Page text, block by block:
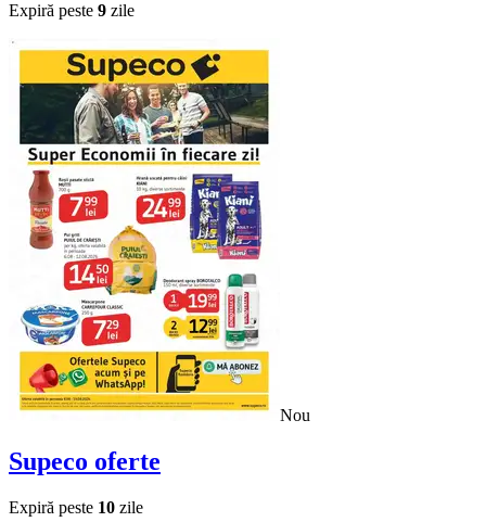
Expiră peste 9 zile
Nou
Supeco oferte
Expiră peste 10 zile